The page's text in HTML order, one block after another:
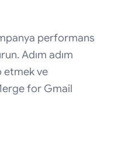
performans
Adım adım
etmek ve
for Gmail